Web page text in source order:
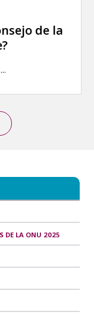
de la
DE LA ONU 2025